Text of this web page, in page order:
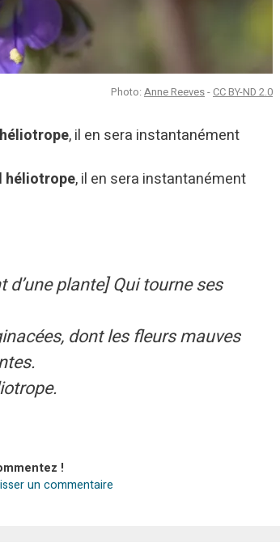
Photo: Anne Reeves- CC BY-ND 2.0
héliotrope, il en sera instantanément
héliotrope, il en sera instantanément
plante] Qui tourne ses
dont les fleurs mauves
!
un commentaire